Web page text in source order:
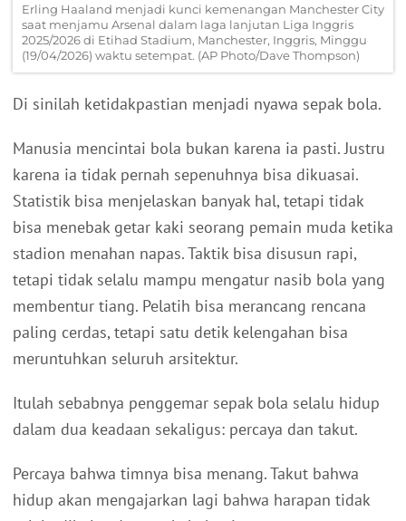
Erling Haaland menjadi kunci kemenangan Manchester City
saat menjamu Arsenal dalam laga lanjutan Liga Inggris
2025/2026 di Etihad Stadium, Manchester, Inggris, Minggu
(19/04/2026) waktu setempat. (AP Photo/Dave Thompson)
Di sinilah ketidakpastian menjadi nyawa sepak bola.
Manusia mencintai bola bukan karena ia pasti. Justru
karena ia tidak pernah sepenuhnya bisa dikuasai.
Statistik bisa menjelaskan banyak hal, tetapi tidak
bisa menebak getar kaki seorang pemain muda ketika
stadion menahan napas. Taktik bisa disusun rapi,
tetapi tidak selalu mampu mengatur nasib bola yang
membentur tiang. Pelatih bisa merancang rencana
paling cerdas, tetapi satu detik kelengahan bisa
meruntuhkan seluruh arsitektur.
Itulah sebabnya penggemar sepak bola selalu hidup
dalam dua keadaan sekaligus: percaya dan takut.
Percaya bahwa timnya bisa menang. Takut bahwa
hidup akan mengajarkan lagi bahwa harapan tidak